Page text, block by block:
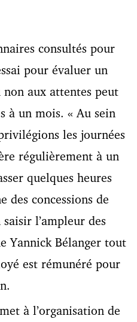
consultés pour
pour évaluer un
aux attentes peut
à un mois. « Au sein
les journées
régulièrement à un
quelques heures
des concessions de
l’ampleur des
Yannick Bélanger tout
est rémunéré pour
à l’organisation de